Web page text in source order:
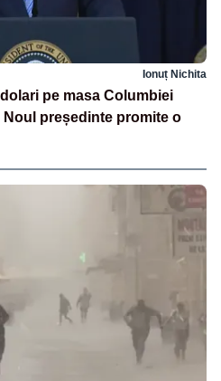
Ionuț Nichita
pe masa Columbiei
președinte promite o